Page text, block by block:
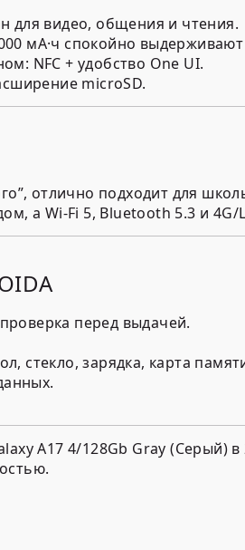
для видео, общения и чтения.
мА·ч спокойно
NFC + удобство One UI.
microSD.
отлично подходит для
а Wi-Fi 5, Bluetooth 5.3 и
перед выдачей.
стекло, зарядка, карта
A17 4/128Gb Gray